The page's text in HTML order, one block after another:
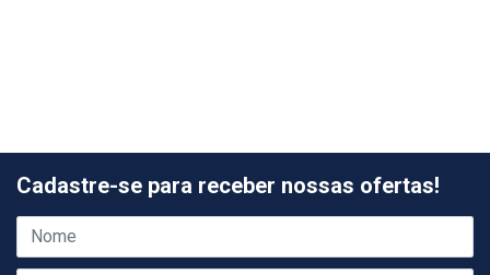
Cadastre-se para receber nossas ofertas!